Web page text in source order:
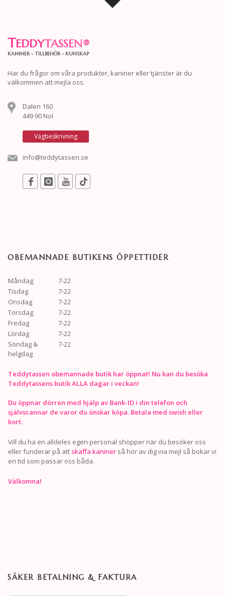
TEDDYTASSEN®
KANINER - TILLBEHÖR - KUNSKAP
Har du frågor om våra produkter, kaniner eller tjänster är du
välkommen att mejla oss.
Dalen 160
449 90 Nol
Vägbeskrivning
info@teddytassen.se
OBEMANNADE BUTIKENS ÖPPETTIDER
Måndag
7-22
Tisdag
7-22
Onsdag
7-22
Torsdag
7-22
Fredag
7-22
Lördag
7-22
Söndag &
helgdag
7-22
Teddytassen obemannade butik har öppnat! Nu kan du besöka
Teddytassens butik ALLA dagar i veckan!
Du öppnar dörren med hjälp av Bank-ID i din telefon och
självscannar de varor du önskar köpa. Betala med swish eller
kort.
Vill du ha en alldeles egen personal shopper när du besöker oss
eller funderar på att skaffa kaniner så hör av dig via mejl så bokar vi
en tid som passar oss båda.
Välkomna!
SÄKER BETALNING & FAKTURA